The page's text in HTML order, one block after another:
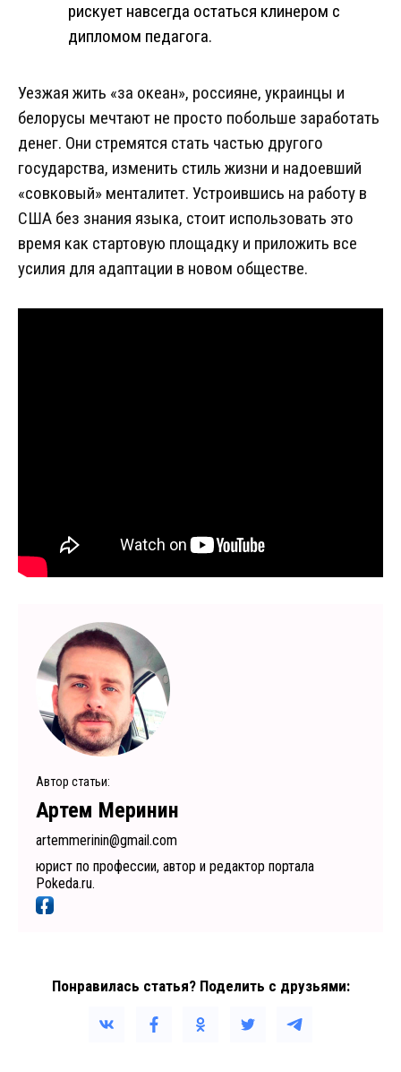
рискует навсегда остаться клинером с
дипломом педагога.
Уезжая жить «за океан», россияне, украинцы и
белорусы мечтают не просто побольше заработать
денег. Они стремятся стать частью другого
государства, изменить стиль жизни и надоевший
«совковый» менталитет. Устроившись на работу в
США без знания языка, стоит использовать это
время как стартовую площадку и приложить все
усилия для адаптации в новом обществе.
Автор статьи:
Артем Меринин
artemmerinin@gmail.com
юрист по профессии, автор и редактор портала
Pokeda.ru.
Понравилась статья? Поделить с друзьями: